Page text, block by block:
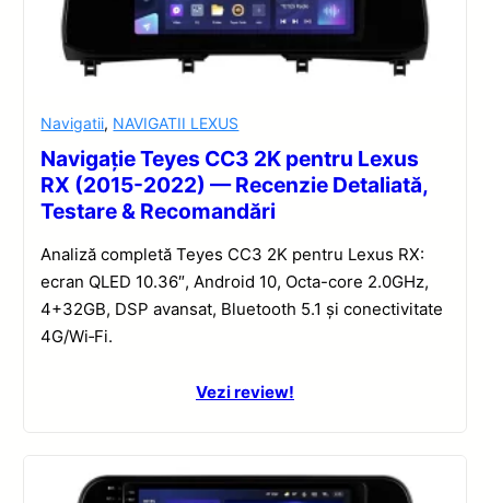
Navigatii, NAVIGATII LEXUS
Navigație Teyes CC3 2K pentru Lexus
RX (2015-2022) — Recenzie Detaliată,
Testare & Recomandări
Analiză completă Teyes CC3 2K pentru Lexus RX:
ecran QLED 10.36″, Android 10, Octa-core 2.0GHz,
4+32GB, DSP avansat, Bluetooth 5.1 și conectivitate
4G/Wi‑Fi.
Vezi review!